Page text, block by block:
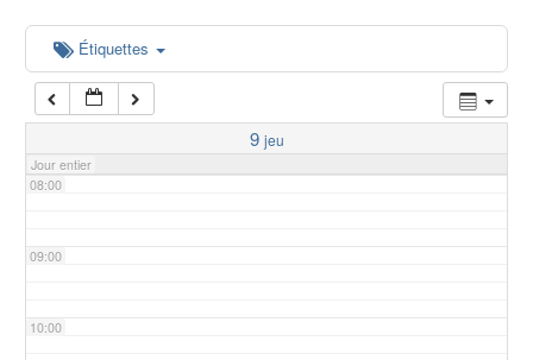
Étiquettes
9 jeu
Jour entier
06:00
07:00
08:00
09:00
10:00